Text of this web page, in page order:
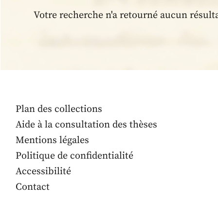
Votre recherche n'a retourné aucun
Plan des collections
Aide à la consultation des thèses
Mentions légales
Politique de confidentialité
Accessibilité
Contact